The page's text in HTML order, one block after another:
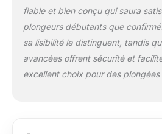
de
pour se
fiable et bien conçu qui saura
plongeurs débutants que
sa lisibilité le distinguent, tandis
avancées offrent sécurité et
excellent choix pour des plongées